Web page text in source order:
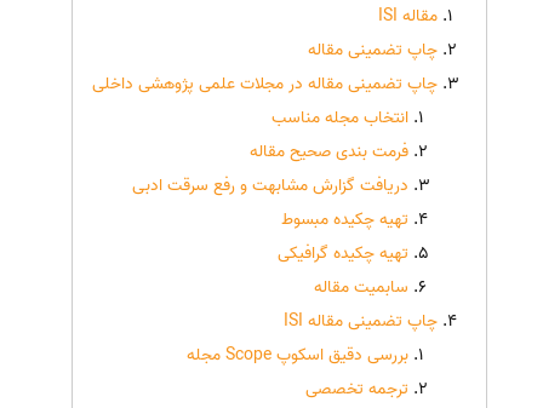
مقاله ISI
چاپ تضمینی مقاله
چاپ تضمینی مقاله در مجلات علمی پژوهشی داخلی
انتخاب مجله مناسب
فرمت بندی صحیح مقاله
دریافت گزارش مشابهت و رفع سرقت ادبی
تهیه چکیده مبسوط
تهیه چکیده گرافیکی
سابمیت مقاله
چاپ تضمینی مقاله ISI
بررسی دقیق اسکوپ Scope مجله
ترجمه تخصصی